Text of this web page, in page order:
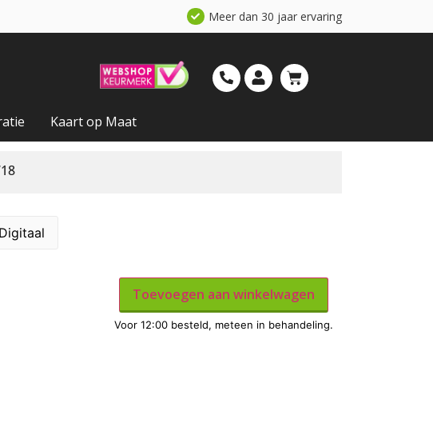
Meer dan 30 jaar ervaring
Kaart op Maat
Digitaal
Toevoegen aan winkelwagen